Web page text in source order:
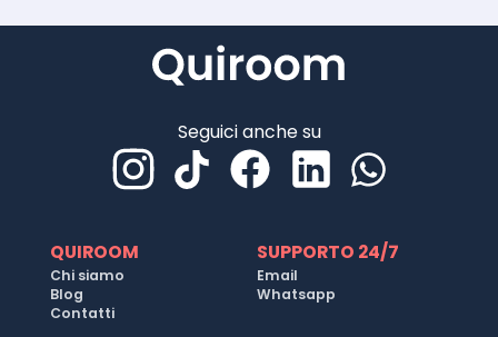
Seguici anche su
QUIROOM
Chi siamo
Blog
Contatti
SUPPORTO 24/7
Email
Whatsapp